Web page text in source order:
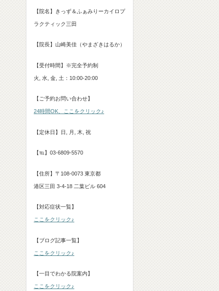
【院名】きっず＆ふぁみりーカイロプ
ラクティック三田
【院長】山崎美佳（やまざきはるか）
【受付時間】※完全予約制
火, 水, 金, 土：10:00-20:00
【ご予約お問い合わせ】
24時間OK、ここをクリック♪
【定休日】日, 月, 木, 祝
【℡】03-6809-5570
【住所】〒108-0073 東京都
港区三田 3-4-18 二葉ビル 604
【対応症状一覧】
ここをクリック♪
【ブログ記事一覧】
ここをクリック♪
【一目でわかる院案内】
ここをクリック♪